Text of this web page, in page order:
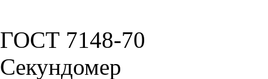
ГОСТ 7148-70
Секундомер